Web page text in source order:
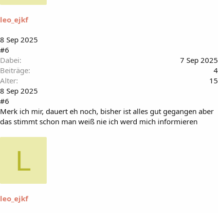
m
r
leo_ejkf
8 Sep 2025
#6
Dabei
7 Sep 2025
Beiträge
4
Alter
15
8 Sep 2025
#6
Merk ich mir, dauert eh noch, bisher ist alles gut gegangen aber
das stimmt schon man weiß nie ich werd mich informieren
L
leo_ejkf